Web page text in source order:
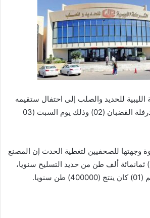
للحديد والصلب إلى احتفال ستقيمه
بمناسبة افتتاح مصنع درفلة القضبان (02) وذلك يوم السبت (03
وجهتها للصحفيين لتغطية الحدث إن المصنع
سينتج قرابة (800000) ثمانمائة ألف طن من حديد التسليح سنويا،